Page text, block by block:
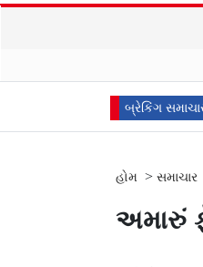
બ્રેકિંગ
મુખ્ય પ્રધાન વિજયની પત્ની
હોમ > સમાચાર
અમારું